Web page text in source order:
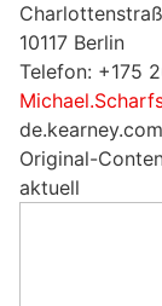
10117 Berlin
Telefon: +175
de.kearney.com
Original-
aktuell